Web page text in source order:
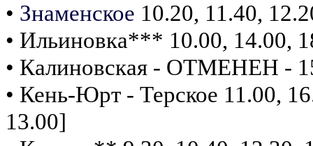
• Знаменское 10.20, 11.40,
• Ильиновка*** 10.00, 14.00,
• Калиновская - ОТМЕНЕН -
• Кень-Юрт - Терское 11.00,
13.00]